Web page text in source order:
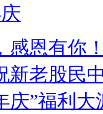
感恩有你
新老股民
庆”福利